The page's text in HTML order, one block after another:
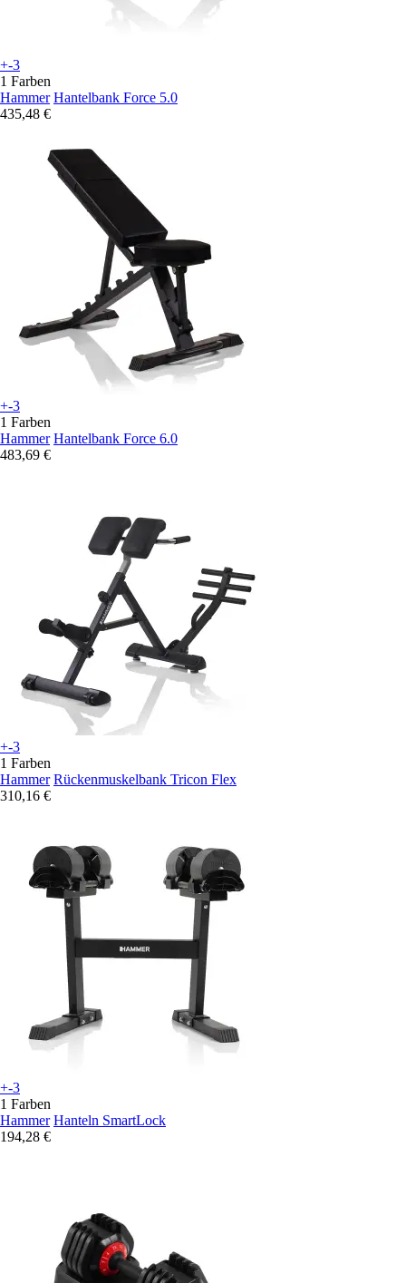
+-3
1 Farben
Hammer Hantelbank Force 5.0
435,48 €
+-3
1 Farben
Hammer Hantelbank Force 6.0
483,69 €
+-3
1 Farben
Hammer Rückenmuskelbank Tricon Flex
310,16 €
+-3
1 Farben
Hammer Hanteln SmartLock
194,28 €